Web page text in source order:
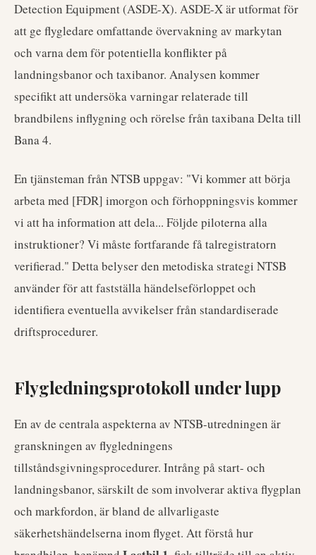
Detection Equipment (ASDE-X). ASDE-X är utformat för
att ge flygledare omfattande övervakning av markytan
och varna dem för potentiella konflikter på
landningsbanor och taxibanor. Analysen kommer
specifikt att undersöka varningar relaterade till
brandbilens inflygning och rörelse från taxibana Delta till
Bana 4.
En tjänsteman från NTSB uppgav: "Vi kommer att börja
arbeta med [FDR] imorgon och förhoppningsvis kommer
vi att ha information att dela... Följde piloterna alla
instruktioner? Vi måste fortfarande få talregistratorn
verifierad." Detta belyser den metodiska strategi NTSB
använder för att fastställa händelseförloppet och
identifiera eventuella avvikelser från standardiserade
driftsprocedurer.
Flygledningsprotokoll under lupp
En av de centrala aspekterna av NTSB-utredningen är
granskningen av flygledningens
tillståndsgivningsprocedurer. Intrång på start- och
landningsbanor, särskilt de som involverar aktiva flygplan
och markfordon, är bland de allvarligaste
säkerhetshändelserna inom flyget. Att förstå hur